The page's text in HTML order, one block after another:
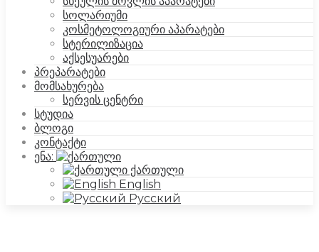
სოლარიუმი
კოსმეტოლოგიური აპარატები
სტერილიზაცია
აქსესუარები
პრეპარატები
მომსახურება
სერვის ცენტრი
სტუდია
ბლოგი
კონტაქტი
ენა:
ქართული
English
Русский